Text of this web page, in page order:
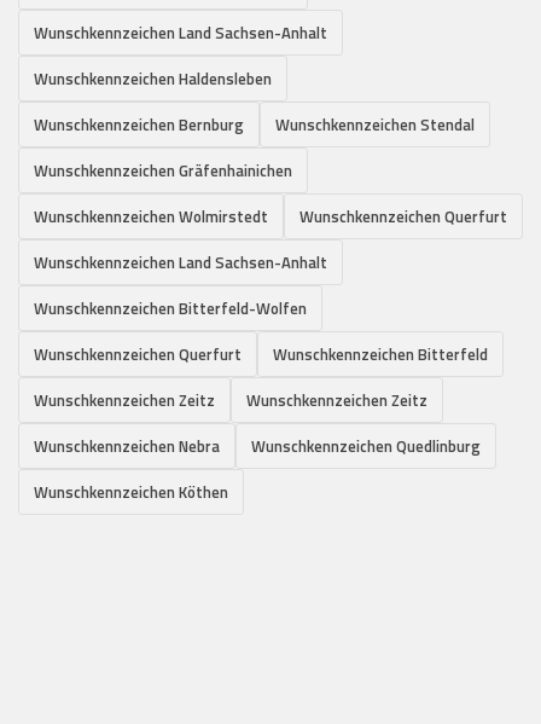
Wunschkennzeichen Land Sachsen-Anhalt
Wunschkennzeichen Haldensleben
Wunschkennzeichen Bernburg
Wunschkennzeichen Stendal
Wunschkennzeichen Gräfenhainichen
Wunschkennzeichen Wolmirstedt
Wunschkennzeichen Querfurt
Wunschkennzeichen Land Sachsen-Anhalt
Wunschkennzeichen Bitterfeld-Wolfen
Wunschkennzeichen Querfurt
Wunschkennzeichen Bitterfeld
Wunschkennzeichen Zeitz
Wunschkennzeichen Zeitz
Wunschkennzeichen Nebra
Wunschkennzeichen Quedlinburg
Wunschkennzeichen Köthen